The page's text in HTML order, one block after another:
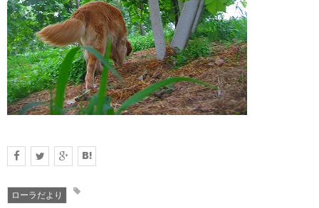
DATA
会社概要
ローラだより